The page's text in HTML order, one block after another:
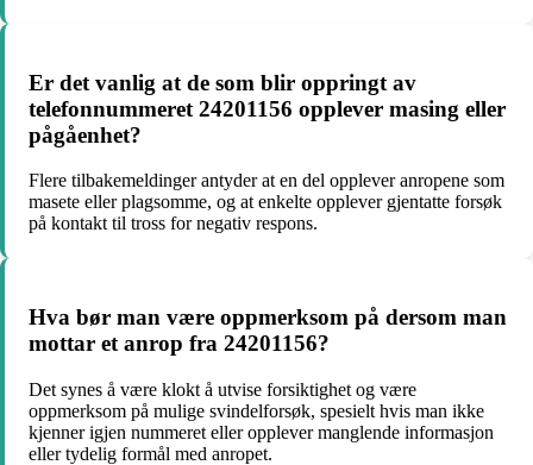
Er det vanlig at de som blir oppringt av
telefonnummeret 24201156 opplever masing eller
pågåenhet?
Flere tilbakemeldinger antyder at en del opplever anropene som
masete eller plagsomme, og at enkelte opplever gjentatte forsøk
på kontakt til tross for negativ respons.
Hva bør man være oppmerksom på dersom man
mottar et anrop fra 24201156?
Det synes å være klokt å utvise forsiktighet og være
oppmerksom på mulige svindelforsøk, spesielt hvis man ikke
kjenner igjen nummeret eller opplever manglende informasjon
eller tydelig formål med anropet.